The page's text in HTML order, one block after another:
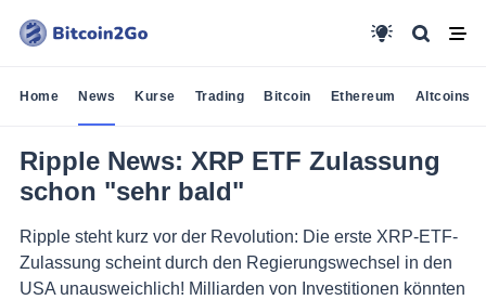
Home News Kurse Trading Bitcoin Ethereum Altcoins
Ripple News: XRP ETF Zulassung
schon "sehr bald"
Ripple steht kurz vor der Revolution: Die erste XRP-ETF-
Zulassung scheint durch den Regierungswechsel in den
USA unausweichlich! Milliarden von Investitionen könnten